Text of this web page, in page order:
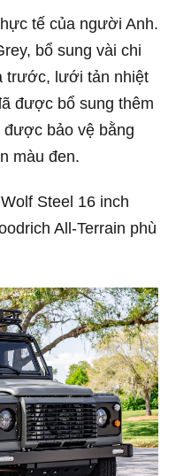
tế của người Anh.
bổ sung vài chi
trước, lưới tản nhiệt
được bổ sung thêm
bảo vệ bằng
màu đen.
Steel 16 inch
All-Terrain phù